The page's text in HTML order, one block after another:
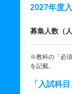
2027年度
募集人数（
※教科の「必
を記載。
「入試科